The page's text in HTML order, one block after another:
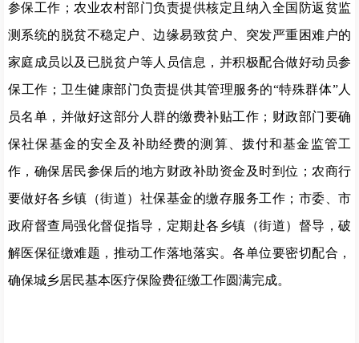
参保工作； 农业农村部门负责提供核定且纳入全国防返贫监
测系统的脱贫不稳定户、边缘易致贫户
突发严重困难户的
家庭成员 以及已脱贫户等人员信息，并积极配合做好动员参
保工作；卫生健康部门负责提供其管理服务的“特殊群体”人
员名单，并做好这部分人群的缴费补贴工作；财政部门要确
保社保基金的安全及补助经费的测算、拨付和基金监管工
作，确保居民参保后的地方财政补助资金及时到位 ； 农商行
要做好各乡镇 （街道） 社保基金的缴存服务工作 ； 市委、市
政府督查局强化督促指导，定期赴各乡镇（街道） 督导，破
解医保征缴难题，推动工作落地落实。各单位要密切配合，
确保城乡居民基本医疗保险费征缴工作圆满完成。